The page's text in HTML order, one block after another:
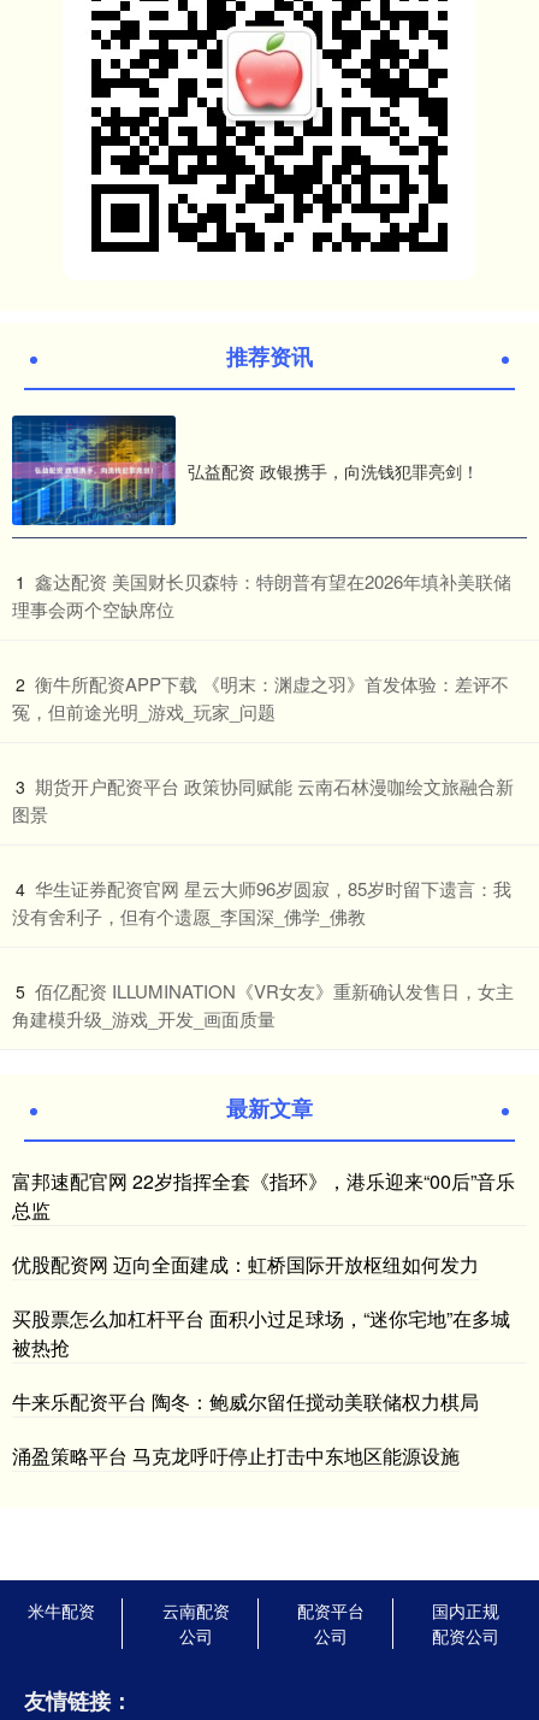
推荐资讯
弘益配资 政银携手，向洗钱犯罪亮剑！
1 ​鑫达配资 美国财长贝森特：特朗普有望在2026年填补美联储
理事会两个空缺席位
2 ​衡牛所配资APP下载 《明末：渊虚之羽》首发体验：差评不
冤，但前途光明_游戏_玩家_问题
3 ​期货开户配资平台 政策协同赋能 云南石林漫咖绘文旅融合新
图景
4 ​华生证券配资官网 星云大师96岁圆寂，85岁时留下遗言：我
没有舍利子，但有个遗愿_李国深_佛学_佛教
5 ​佰亿配资 ILLUMINATION《VR女友》重新确认发售日，女主
角建模升级_游戏_开发_画面质量
最新文章
富邦速配官网 22岁指挥全套《指环》，港乐迎来“00后”音乐
总监
优股配资网 迈向全面建成：虹桥国际开放枢纽如何发力
买股票怎么加杠杆平台 面积小过足球场，“迷你宅地”在多城
被热抢
牛来乐配资平台 陶冬：鲍威尔留任搅动美联储权力棋局
涌盈策略平台 马克龙呼吁停止打击中东地区能源设施
米牛配资
云南配资
公司
配资平台
公司
国内正规
配资公司
友情链接：